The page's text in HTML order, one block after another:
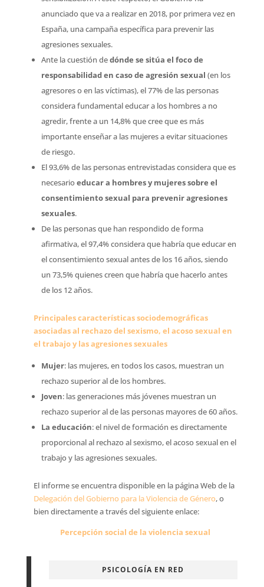
anunciado que va a realizar en 2018, por primera vez en
España, una campaña específica para prevenir las
agresiones sexuales.
Ante la cuestión dedónde se sitúa el foco de
responsabilidad en caso de agresión sexual (en los
agresores o en las víctimas), el 77% de las personas
considera fundamental educar a los hombres a no
agredir, frente a un 14,8% que cree que es más
importante enseñar a las mujeres a evitar situaciones
de riesgo.
El 93,6% de las personas entrevistadas considera que es
necesarioeducar a hombres y mujeres sobre el
consentimiento sexual para prevenir agresiones
sexuales.
De las personas que han respondido de forma
afirmativa, el 97,4% considera que habría que educar en
el consentimiento sexual antes de los 16 años, siendo
un 73,5% quienes creen que habría que hacerlo antes
de los 12 años.
Principales características sociodemográficas
asociadas al rechazo del sexismo, el acoso sexual en
el trabajo y las agresiones sexuales
Mujer: las mujeres, en todos los casos, muestran un
rechazo superior al de los hombres.
Joven: las generaciones más jóvenes muestran un
rechazo superior al de las personas mayores de 60 años.
La educación: el nivel de formación es directamente
proporcional al rechazo al sexismo, el acoso sexual en el
trabajo y las agresiones sexuales.
El informe se encuentra disponible en la página Web de la
Delegación del Gobierno para la Violencia de Género, o
bien directamente a través del siguiente enlace:
Percepción social de la violencia sexual
PSICOLOGÍA EN RED